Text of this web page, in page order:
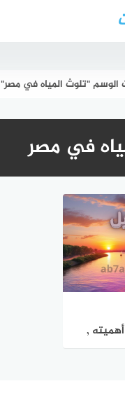
الوسم "تلوث المياه في مصر"
في مصر
,